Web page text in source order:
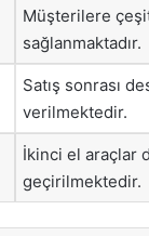
Müşterilere
sağlanmaktadır.
Satış sonrası
verilmektedir.
İkinci el araçlar
geçirilmektedir.